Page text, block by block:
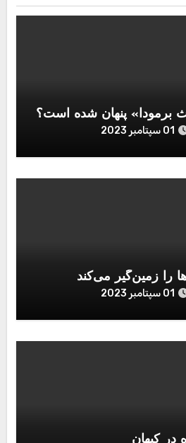
برمودا» پنهان شده است؟
01 سپتامبر 2023
را زمین‌گیر می‌کند
01 سپتامبر 2023
در کیهان